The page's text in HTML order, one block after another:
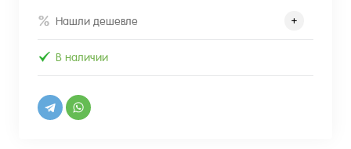
Нашли дешевле
В наличии